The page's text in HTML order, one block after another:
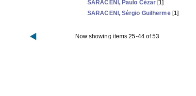
SARACENI, Paulo Cézar [1]
SARACENI, Sérgio Guilherme[1]
Now showing items 25-44 of 53